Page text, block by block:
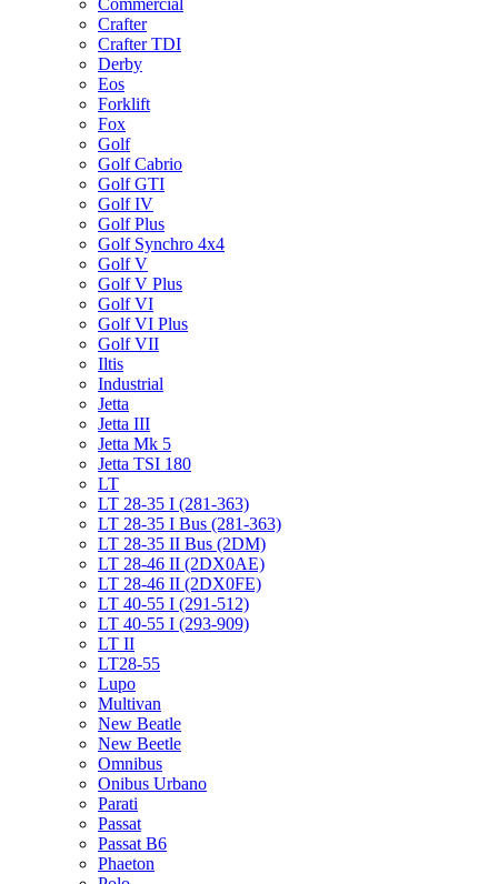
Commercial
Crafter
Crafter TDI
Derby
Eos
Forklift
Fox
Golf
Golf Cabrio
Golf GTI
Golf IV
Golf Plus
Golf Synchro 4x4
Golf V
Golf V Plus
Golf VI
Golf VI Plus
Golf VII
Iltis
Industrial
Jetta
Jetta III
Jetta Mk 5
Jetta TSI 180
LT
LT 28-35 I (281-363)
LT 28-35 I Bus (281-363)
LT 28-35 II Bus (2DM)
LT 28-46 II (2DX0AE)
LT 28-46 II (2DX0FE)
LT 40-55 I (291-512)
LT 40-55 I (293-909)
LT II
LT28-55
Lupo
Multivan
New Beatle
New Beetle
Omnibus
Onibus Urbano
Parati
Passat
Passat B6
Phaeton